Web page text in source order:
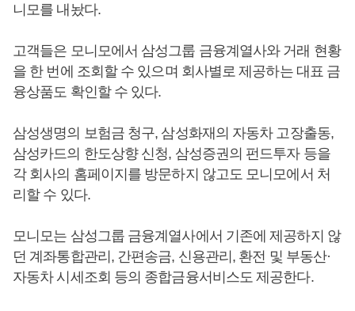
니모를 내놨다.
고객들은 모니모에서 삼성그룹 금융계열사와 거래 현황
을 한 번에 조회할 수 있으며 회사별로 제공하는 대표 금
융상품도 확인할 수 있다.
삼성생명의 보험금 청구, 삼성화재의 자동차 고장출동,
삼성카드의 한도상향 신청, 삼성증권의 펀드투자 등을
각 회사의 홈페이지를 방문하지 않고도 모니모에서 처
리할 수 있다.
모니모는 삼성그룹 금융계열사에서 기존에 제공하지 않
던 계좌통합관리, 간편송금, 신용관리, 환전 및 부동산·
자동차 시세조회 등의 종합금융서비스도 제공한다.